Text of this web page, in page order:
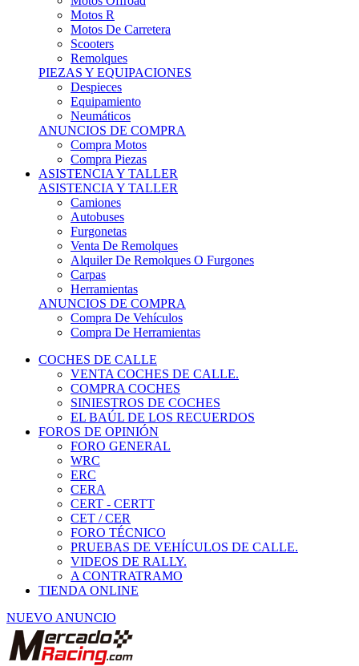
Motos R
Motos De Carretera
Scooters
Remolques
PIEZAS Y EQUIPACIONES
Despieces
Equipamiento
Neumáticos
ANUNCIOS DE COMPRA
Compra Motos
Compra Piezas
ASISTENCIA Y TALLER
ASISTENCIA Y TALLER
Camiones
Autobuses
Furgonetas
Venta De Remolques
Alquiler De Remolques O Furgones
Carpas
Herramientas
ANUNCIOS DE COMPRA
Compra De Vehículos
Compra De Herramientas
COCHES DE CALLE
VENTA COCHES DE CALLE.
COMPRA COCHES
SINIESTROS DE COCHES
EL BAÚL DE LOS RECUERDOS
FOROS DE OPINIÓN
FORO GENERAL
WRC
ERC
CERA
CERT - CERTT
CET / CER
FORO TÉCNICO
PRUEBAS DE VEHÍCULOS DE CALLE.
VIDEOS DE RALLY.
A CONTRATRAMO
TIENDA ONLINE
NUEVO ANUNCIO